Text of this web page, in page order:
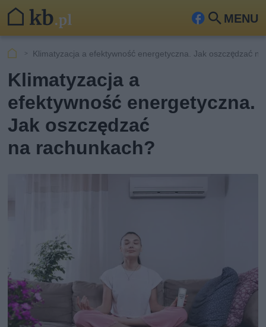
MENU
Fa
ook
Szu
Klimatyzacja a efektywność energetyczna. Jak oszczędzać
Klimatyzacja a
efektywność energetyczna.
Jak oszczędzać
na rachunkach?